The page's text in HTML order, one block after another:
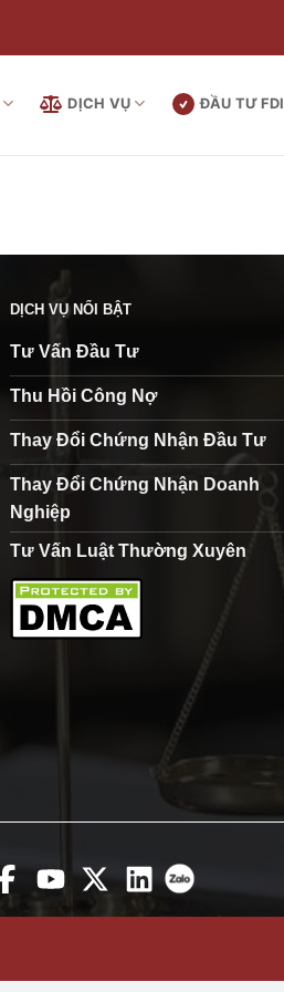
DỊCH VỤ ĐẦU TƯ FDI
DỊCH VỤ NỔI BẬT
Tư Vấn Đầu Tư
Thu Hồi Công Nợ
Thay Đổi Chứng Nhận Đầu Tư
Thay Đổi Chứng Nhận Doanh
Nghiệp
Tư Vấn Luật Thường Xuyên